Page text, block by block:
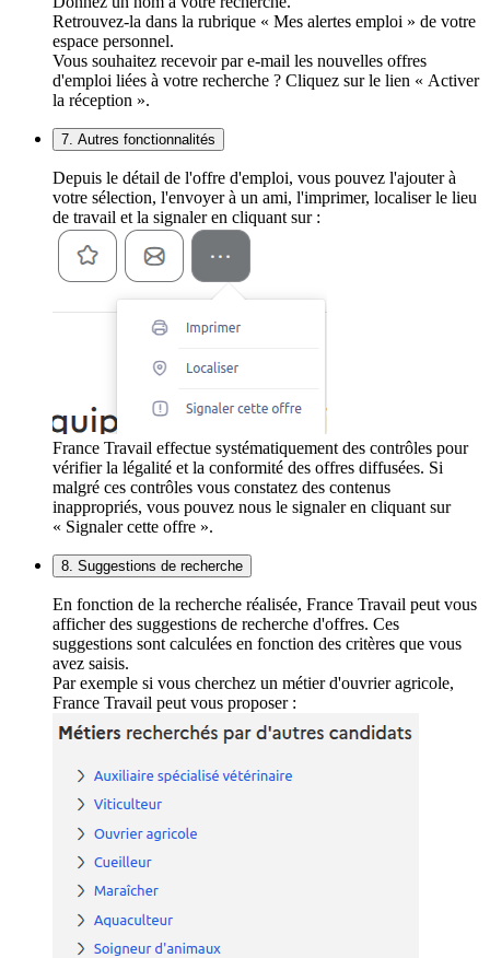
Retrouvez-la dans la rubrique « Mes alertes emploi » de votre
espace personnel.
Vous souhaitez recevoir par e-mail les nouvelles offres
d'emploi liées à votre recherche ? Cliquez sur le lien « Activer
la réception ».
7. Autres fonctionnalités
Depuis le détail de l'offre d'emploi, vous pouvez l'ajouter à
votre sélection, l'envoyer à un ami, l'imprimer, localiser le lieu
de travail et la signaler en cliquant sur :
France Travail effectue systématiquement des contrôles pour
vérifier la légalité et la conformité des offres diffusées. Si
malgré ces contrôles vous constatez des contenus
inappropriés, vous pouvez nous le signaler en cliquant sur
« Signaler cette offre ».
8. Suggestions de recherche
En fonction de la recherche réalisée, France Travail peut vous
afficher des suggestions de recherche d'offres. Ces
suggestions sont calculées en fonction des critères que vous
avez saisis.
Par exemple si vous cherchez un métier d'ouvrier agricole,
France Travail peut vous proposer :